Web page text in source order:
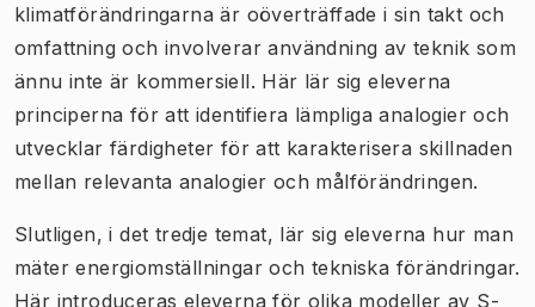
klimatförändringarna är oöverträffade i sin takt och
omfattning och involverar användning av teknik som
ännu inte är kommersiell. Här lär sig eleverna
principerna för att identifiera lämpliga analogier och
utvecklar färdigheter för att karakterisera skillnaden
mellan relevanta analogier och målförändringen.
Slutligen, i det tredje temat, lär sig eleverna hur man
mäter energiomställningar och tekniska förändringar.
Här introduceras eleverna för olika modeller av S-